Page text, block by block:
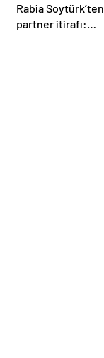
Rabia Soytürk’ten
partner itirafı: